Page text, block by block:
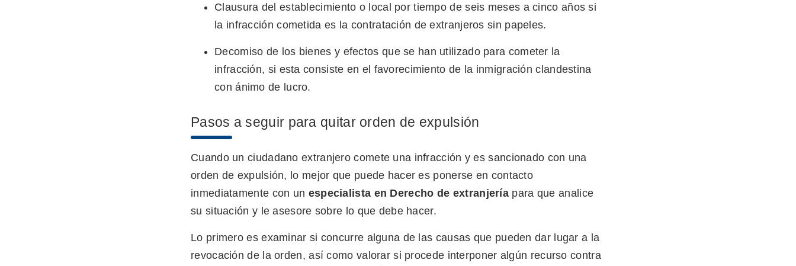
Clausura del establecimiento o local por tiempo de seis meses a cinco años si
la infracción cometida es la contratación de extranjeros sin papeles.
Decomiso de los bienes y efectos que se han utilizado para cometer la
infracción, si esta consiste en el favorecimiento de la inmigración clandestina
con ánimo de lucro.
Pasos a seguir para quitar orden de expulsión
Cuando un ciudadano extranjero comete una infracción y es sancionado con una
orden de expulsión, lo mejor que puede hacer es ponerse en contacto
inmediatamente con un especialista en Derecho de extranjería para que analice
su situación y le asesore sobre lo que debe hacer.
Lo primero es examinar si concurre alguna de las causas que pueden dar lugar a la
revocación de la orden, así como valorar si procede interponer algún recurso contra